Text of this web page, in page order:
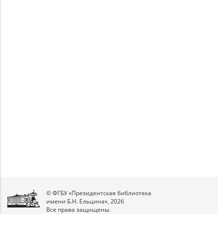
© ФГБУ «Президентская библиотека
имени Б.Н. Ельцина», 2026
Все права защищены.